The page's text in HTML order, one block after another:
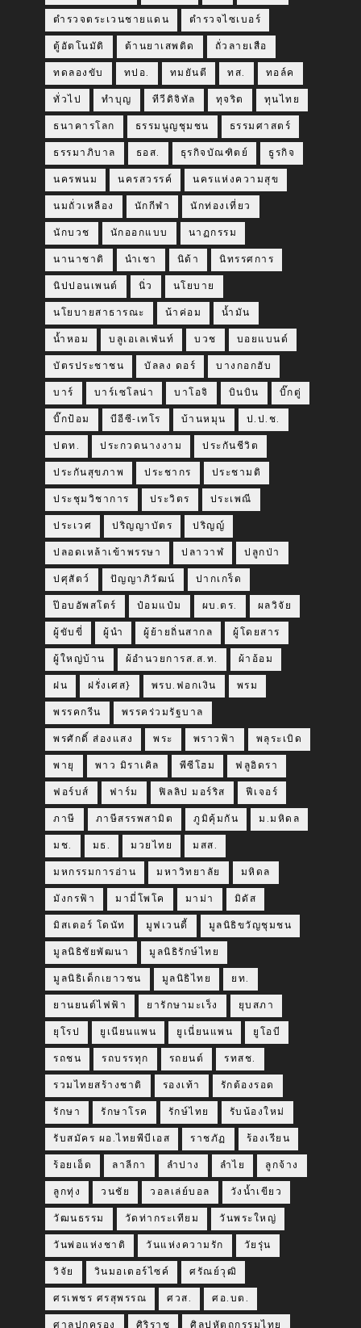
ตำรวจตระเวนชายแดน ตำรวจไซเบอร์
ตู้อัตโนมัติ ต้านยาเสพติด ถั่วลายเสือ
ทดลองขับ ทปอ. ทมยันตี ทส. ทอล์ค
ทั่วไป ทำบุญ ทีวีดิจิทัล ทุจริต ทุนไทย
ธนาคารโลก ธรรมนูญชุมชน ธรรมศาสตร์
ธรรมาภิบาล ธอส. ธุรกิจบัณฑิตย์ ธูรกิจ
นครพนม นครสวรรค์ นครแห่งความสุข
นมถั่วเหลือง นักกีฬา นักท่องเที่ยว
นักบวช นักออกแบบ นาฏกรรม
นานาชาติ นำเชา นิด้า นิทรรศการ
นิปปอนเพนต์ นิ่ว นโยบาย
นโยบายสาธารณะ น้าค่อม น้ำมัน
น้ำหอม บลูเอเลเฟ่นท์ บวช บอยแบนด์
บัตรประชาชน บัลลง ดอร์ บางกอกฮับ
บาร์ บาร์เซโลน่า บาโอจิ บินบิน บิ๊กตู่
บิ๊กป้อม บีอีซี-เทโร บ้านหมุน ป.ป.ช.
ปตท. ประกวดนางงาม ประกันชีวิต
ประกันสุขภาพ ประชากร ประชามติ
ประชุมวิชาการ ประวิตร ประเพณี
ประเวศ ปริญญาบัตร ปริญญ์
ปลอดเหล้าเข้าพรรษา ปลาวาฬ ปลูกป่า
ปศุสัตว์ ปัญญาภิวัฒน์ ปากเกร็ด
ป๊อบอัพสโตร์ ป๋อมแป๋ม ผบ.ตร. ผลวิจัย
ผู้ขับขี่ ผู้นำ ผู้ย้ายถิ่นสากล ผู้โดยสาร
ผู้ใหญ่บ้าน ผ้อำนวยการส.ส.ท. ผ้าอ้อม
ฝน ฝรั่งเศส} พรบ.ฟอกเงิน พรม
พรรคกรีน พรรคร่วมรัฐบาล
พรศักดิ์ ส่องแสง พระ พราวฟ้า พลุระเบิด
พายุ พาว มิราเคิล พีซีโฮม ฟลูอิดรา
ฟอร์บส์ ฟาร์ม ฟิลลิป มอร์ริส ฟีเจอร์
ภาษี ภาษีสรรพสามิต ภูมิคุ้มกัน ม.มหิดล
มช. มธ. มวยไทย มสส.
มหกรรมการอ่าน มหาวิทยาลัย มหิดล
มังกรฟ้า มามี่โพโค มาม่า มิดัส
มิสเตอร์ โดนัท มูฟเวนดี้ มูลนิธิขวัญชุมชน
มูลนิธิชัยพัฒนา มูลนิธิรักษ์ไทย
มูลนิธิเด็กเยาวชน มูลนิธิไทย ยท.
ยานยนต์ไฟฟ้า ยารักษามะเร็ง ยุบสภา
ยุโรป ยูเนียนแพน ยูเนี่ยนแพน ยูโอบี
รถชน รถบรรทุก รถยนต์ รทสช.
รวมไทยสร้างชาติ รองเท้า รักต้องรอด
รักษา รักษาโรค รักษ์ไทย รับน้องใหม่
รับสมัคร ผอ.ไทยพีบีเอส ราชภัฏ ร้องเรียน
ร้อยเอ็ด ลาลีกา ลำปาง ลำไย ลูกจ้าง
ลูกทุ่ง วนชัย วอลเล่ย์บอล วังน้ำเขียว
วัฒนธรรม วัดท่ากระเทียม วันพระใหญ่
วันพ่อแห่งชาติ วันแห่งความรัก วัยรุ่น
วิจัย วินมอเตอร์ไซค์ ศรัณย์วุฒิ
ศรเพชร ศรสุพรรณ ศวส. ศอ.บต.
ศาลปกครอง ศิริราช ศิลปหัตถกรรมไทย